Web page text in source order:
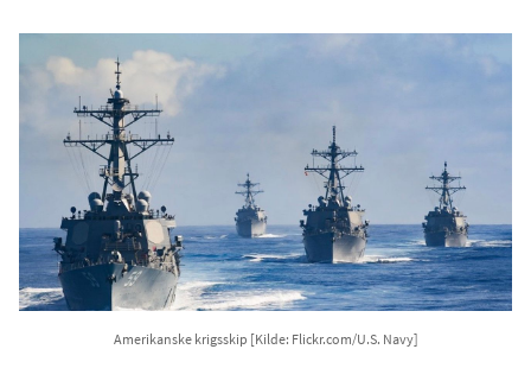
Amerikanske krigsskip [Kilde: Flickr.com/U.S. Navy]